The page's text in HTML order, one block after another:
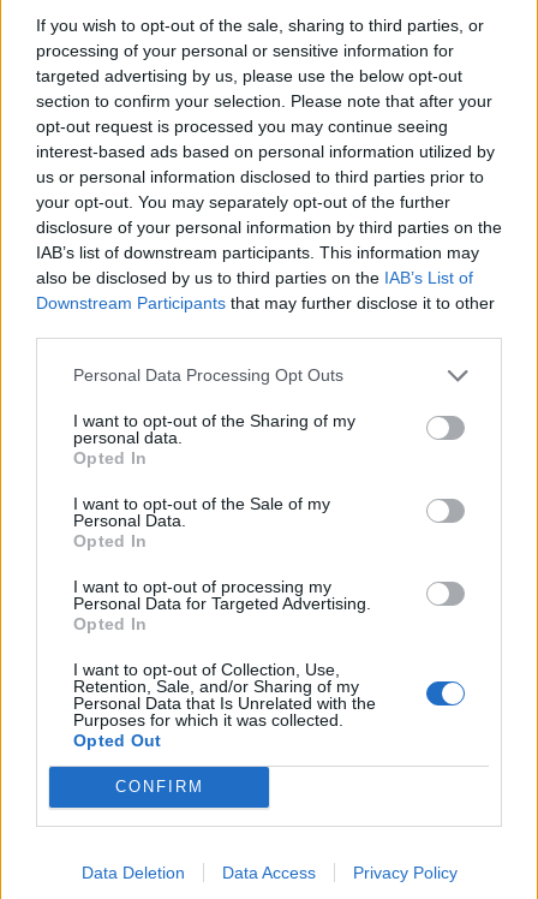
If you wish to opt-out of the sale, sharing to third parties, or
processing of your personal or sensitive information for
targeted advertising by us, please use the below opt-out
section to confirm your selection. Please note that after your
opt-out request is processed you may continue seeing
interest-based ads based on personal information utilized by
us or personal information disclosed to third parties prior to
your opt-out. You may separately opt-out of the further
disclosure of your personal information by third parties on the
IAB’s list of downstream participants. This information may
also be disclosed by us to third parties on the IAB’s List of
Downstream Participants that may further disclose it to other
Personal Data Processing Opt Outs
I want to opt-out of the Sharing of my
personal data.
Opted In
I want to opt-out of the Sale of my
Personal Data.
Opted In
I want to opt-out of processing my
Personal Data for Targeted Advertising.
Opted In
I want to opt-out of Collection, Use,
Retention, Sale, and/or Sharing of my
Personal Data that Is Unrelated with the
Purposes for which it was collected.
Opted Out
CONFIRM
Data Deletion Data Access Privacy Policy
Καλό εργασιακό περιβάλλον
Ανταγωνιστικές αποδοχές ανάλογα με την εμπειρία
Πλήρη απασχόληση ή μερική απασχόληση
Δυνατότητα μόνιμης συνεργασίας
Θέσεις εργασίας
Όλες οι Θέσεις Εργασίας
Θέσεις Εργασίας ανά Εταιρεία
Υπηρεσίες υποψηφίων
Καταχώρηση Online Βιογραφικού